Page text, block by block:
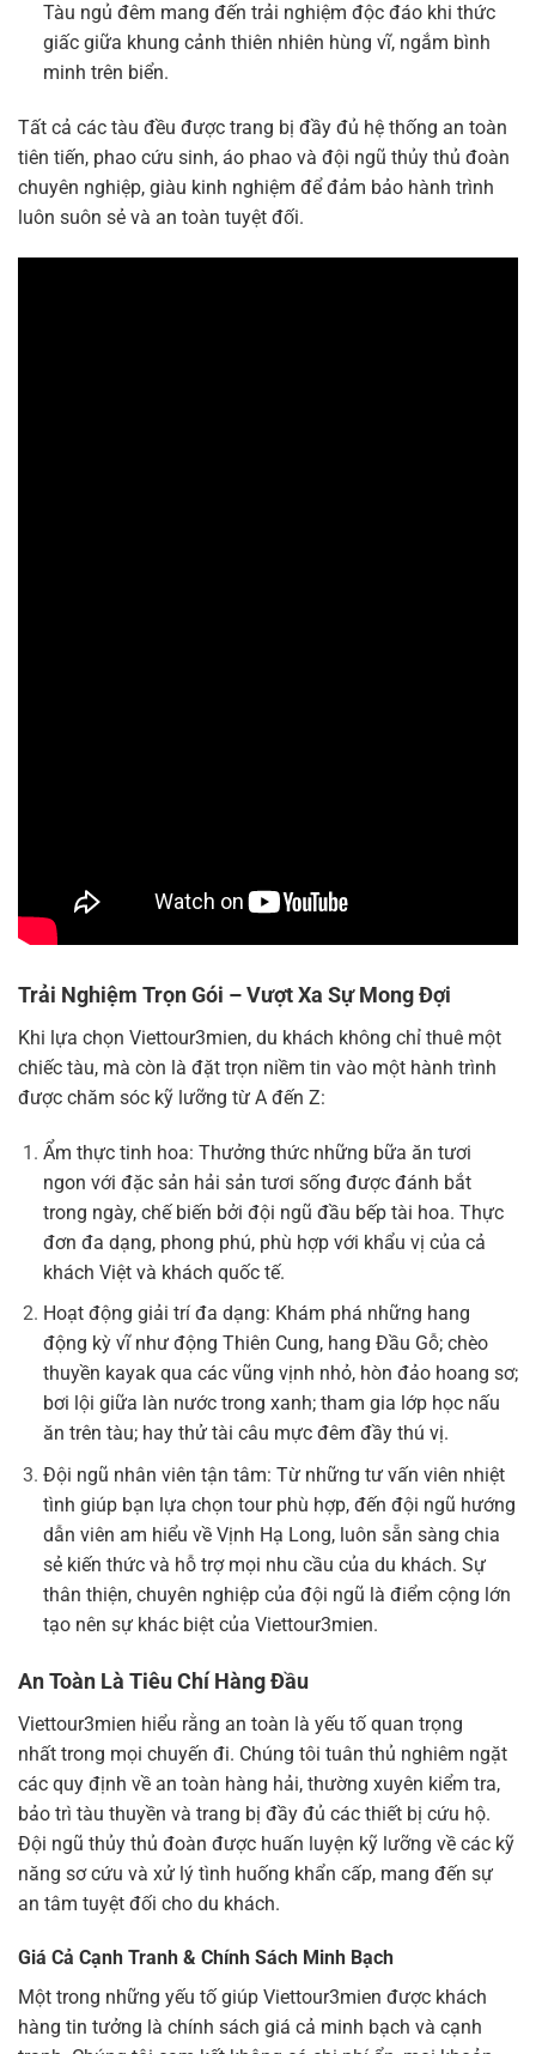
Tàu ngủ đêm mang đến trải nghiệm độc đáo khi thức
giấc giữa khung cảnh thiên nhiên hùng vĩ, ngắm bình
minh trên biển.
Tất cả các tàu đều được trang bị đầy đủ hệ thống an toàn
tiên tiến, phao cứu sinh, áo phao và đội ngũ thủy thủ đoàn
chuyên nghiệp, giàu kinh nghiệm để đảm bảo hành trình
luôn suôn sẻ và an toàn tuyệt đối.
Trải Nghiệm Trọn Gói – Vượt Xa Sự Mong Đợi
Khi lựa chọn Viettour3mien, du khách không chỉ thuê một
chiếc tàu, mà còn là đặt trọn niềm tin vào một hành trình
được chăm sóc kỹ lưỡng từ A đến Z:
Ẩm thực tinh hoa: Thưởng thức những bữa ăn tươi
ngon với đặc sản hải sản tươi sống được đánh bắt
trong ngày, chế biến bởi đội ngũ đầu bếp tài hoa. Thực
đơn đa dạng, phong phú, phù hợp với khẩu vị của cả
khách Việt và khách quốc tế.
Hoạt động giải trí đa dạng: Khám phá những hang
động kỳ vĩ như động Thiên Cung, hang Đầu Gỗ; chèo
thuyền kayak qua các vũng vịnh nhỏ, hòn đảo hoang sơ;
bơi lội giữa làn nước trong xanh; tham gia lớp học nấu
ăn trên tàu; hay thử tài câu mực đêm đầy thú vị.
Đội ngũ nhân viên tận tâm: Từ những tư vấn viên nhiệt
tình giúp bạn lựa chọn tour phù hợp, đến đội ngũ hướng
dẫn viên am hiểu về Vịnh Hạ Long, luôn sẵn sàng chia
sẻ kiến thức và hỗ trợ mọi nhu cầu của du khách. Sự
thân thiện, chuyên nghiệp của đội ngũ là điểm cộng lớn
tạo nên sự khác biệt của Viettour3mien.
An Toàn Là Tiêu Chí Hàng Đầu
Viettour3mien hiểu rằng an toàn là yếu tố quan trọng
nhất trong mọi chuyến đi. Chúng tôi tuân thủ nghiêm ngặt
các quy định về an toàn hàng hải, thường xuyên kiểm tra,
bảo trì tàu thuyền và trang bị đầy đủ các thiết bị cứu hộ.
Đội ngũ thủy thủ đoàn được huấn luyện kỹ lưỡng về các kỹ
năng sơ cứu và xử lý tình huống khẩn cấp, mang đến sự
an tâm tuyệt đối cho du khách.
Giá Cả Cạnh Tranh & Chính Sách Minh Bạch
Một trong những yếu tố giúp Viettour3mien được khách
hàng tin tưởng là chính sách giá cả minh bạch và cạnh